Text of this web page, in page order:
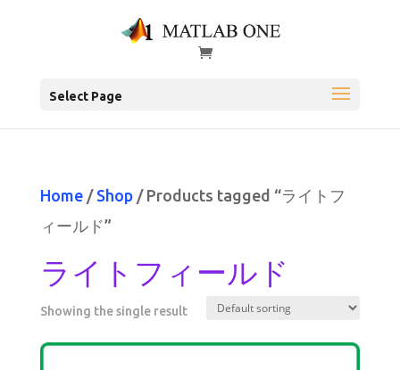
Select Page
Home/ Shop/ Products tagged “ライトフ
ィールド”
ライトフィールド
Showing the single result